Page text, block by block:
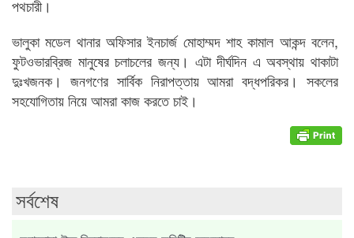
পথচারী।
ভালুকা মডেল থানার অফিসার ইনচার্জ মোহাম্মদ শাহ কামাল আকন্দ বলেন,
ফুটওভারব্রিজ মানুষের চলাচলের জন্য। এটা দীর্ঘদিন এ অবস্থায় থাকাটা
দুঃখজনক। জনগণের সার্বিক নিরাপত্তায় আমরা বদ্ধপরিকর। সকলের
সহযোগিতায় নিয়ে আমরা কাজ করতে চাই।
সর্বশেষ